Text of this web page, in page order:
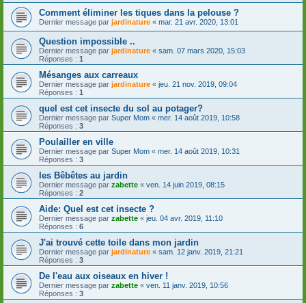
Comment éliminer les tiques dans la pelouse ?
Dernier message par jardinature « mar. 21 avr. 2020, 13:01
Question impossible ..
Dernier message par jardinature « sam. 07 mars 2020, 15:03
Réponses : 1
Mésanges aux carreaux
Dernier message par jardinature « jeu. 21 nov. 2019, 09:04
Réponses : 1
quel est cet insecte du sol au potager?
Dernier message par Super Mom « mer. 14 août 2019, 10:58
Réponses : 3
Poulailler en ville
Dernier message par Super Mom « mer. 14 août 2019, 10:31
Réponses : 3
les Bêbêtes au jardin
Dernier message par zabette « ven. 14 juin 2019, 08:15
Réponses : 2
Aide: Quel est cet insecte ?
Dernier message par zabette « jeu. 04 avr. 2019, 11:10
Réponses : 6
J'ai trouvé cette toile dans mon jardin
Dernier message par jardinature « sam. 12 janv. 2019, 21:21
Réponses : 3
De l'eau aux oiseaux en hiver !
Dernier message par zabette « ven. 11 janv. 2019, 10:56
Réponses : 3